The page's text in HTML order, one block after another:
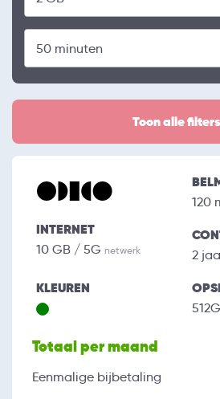
Toon alle filters
INTERNET
10 GB / 5G netwerk
120
2
KLEUREN
Totaal per maand
Eenmalige bijbetaling